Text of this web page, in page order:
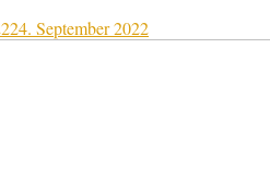
24. September 2022